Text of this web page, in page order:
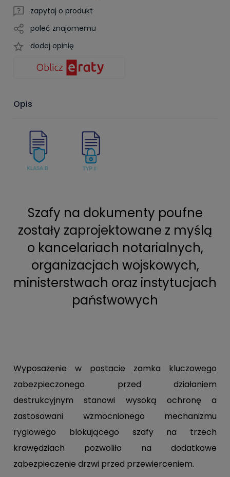
zapytaj o produkt
poleć znajomemu
dodaj opinię
Opis
Szafy na dokumenty poufne
zostały zaprojektowane z myślą
o kancelariach notarialnych,
organizacjach wojskowych,
ministerstwach oraz instytucjach
państwowych
Wyposażenie w postacie zamka kluczowego
zabezpieczonego przed działaniem
destrukcyjnym stanowi wysoką ochronę a
zastosowani wzmocnionego mechanizmu
ryglowego blokującego szafy na trzech
krawędziach pozwoliło na dodatkowe
zabezpieczenie drzwi przed przewierceniem.